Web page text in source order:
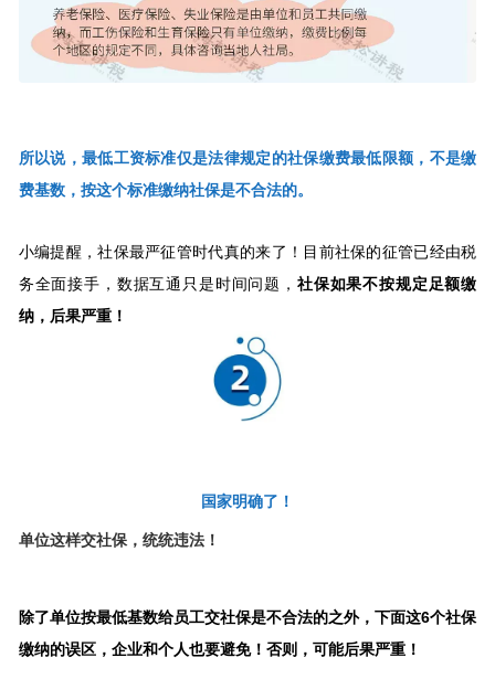
所以说，最低工资标准仅是法律规定的社保缴费最低限额，不是缴
费基数，按这个标准缴纳社保是不合法的。
小编提醒，社保最严征管时代真的来了！目前社保的征管已经由税
务全面接手，数据互通只是时间问题， 社保如果不按规定足额缴
纳，后果严重！
国家明确了！
单位这样交社保，统统违法！
除了单位按最低基数给员工交社保是不合法的之外，下面这6个社保
缴纳的误区，企业和个人也要避免！否则，可能后果严重！